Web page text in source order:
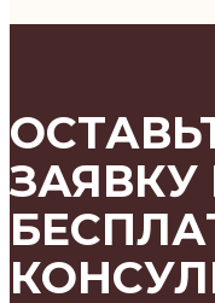
ЗАЯВКУ